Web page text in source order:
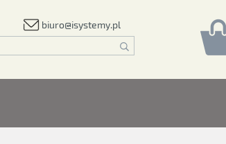
biuro@isystemy.pl